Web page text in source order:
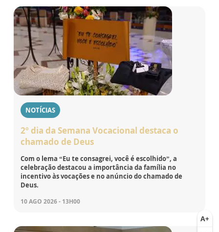
NOTÍCIAS
2º dia da Semana Vocacional destaca o
chamado de Deus
Com o lema “Eu te consagrei, você é escolhido”, a
celebração destacou a importância da família no
incentivo às vocações e no anúncio do chamado de
Deus.
10 AGO 2026 - 13H00